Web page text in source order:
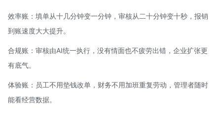
效率账：填单从十几分钟变一分钟，审核从二十分钟变十秒，报销
到账速度大大提升。
合规账：审核由AI统一执行，没有情面也不疲劳出错，企业扩张更
有底气。
体验账：员工不用垫钱改单，财务不用加班重复劳动，管理者随时
能看经营数据。